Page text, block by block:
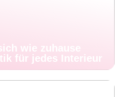
wie zuhause
für jedes Interieur